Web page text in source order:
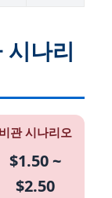
시나리
비관 시나리오
$1.50 ~
$2.50